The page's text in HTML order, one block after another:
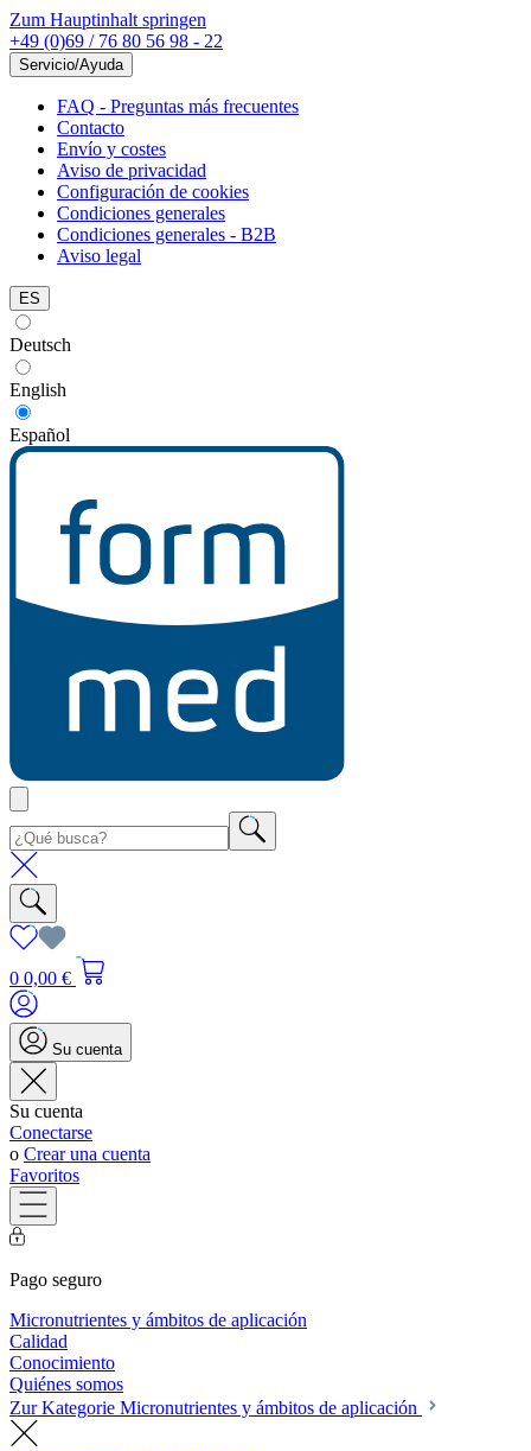
Zum Hauptinhalt springen
+49 (0)69 / 76 80 56 98 - 22
Servicio/Ayuda
FAQ - Preguntas más frecuentes
Contacto
Envío y costes
Aviso de privacidad
Configuración de cookies
Condiciones generales
Condiciones generales - B2B
Aviso legal
ES
Deutsch
English
Español
0 0,00 €
Su cuenta
Su cuenta
Conectarse
o Crear una cuenta
Favoritos
Pago seguro
Micronutrientes y ámbitos de aplicación
Calidad
Conocimiento
Quiénes somos
Zur Kategorie Micronutrientes y ámbitos de aplicación